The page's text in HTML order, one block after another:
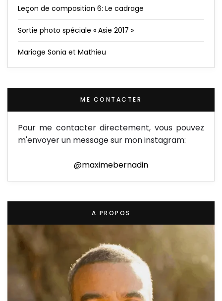
Leçon de composition 6: Le cadrage
Sortie photo spéciale « Asie 2017 »
Mariage Sonia et Mathieu
ME CONTACTER
Pour me contacter directement, vous pouvez
m'envoyer un message sur mon instagram:
@maximebernadin
A PROPOS